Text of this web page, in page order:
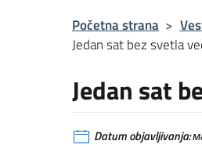
Početna strana >
Jedan sat bez svetla
Jedan sat
Datum objavljivanja: